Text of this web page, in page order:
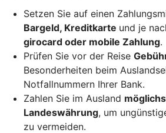
Setzen Sie auf einen
Bargeld, Kreditkarte und je
girocard oder mobile Zahlung.
Prüfen Sie vor der Reise
Besonderheiten beim
Notfallnummern Ihrer Bank.
Zahlen Sie im Ausland
Landeswährung, um
zu vermeiden.